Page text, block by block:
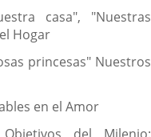
casa", "Nuestras
Hogar
princesas" Nuestros
en el Amor